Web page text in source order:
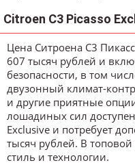
Citroen C3 Picasso
Цена Ситроена С3
607 тысяч рублей и
безопасности, в том
двузонный климат-
и другие приятные
лошадиных сил
Exclusive и потребует
тысяч рублей. В
стиль и технологии.